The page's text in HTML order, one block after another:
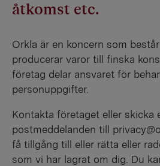
åtkomst etc.
Orkla är en koncern som
producerar varor till finska
företag delar ansvaret för
personuppgifter.
Kontakta företaget eller skicka
postmeddelanden till
få tillgång till eller rätta eller
som vi har lagrat om dig. Du